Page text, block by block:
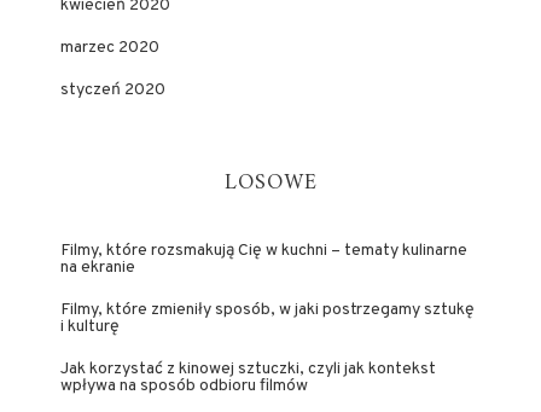
kwiecień 2020
marzec 2020
styczeń 2020
LOSOWE
Filmy, które rozsmakują Cię w kuchni – tematy kulinarne
na ekranie
Filmy, które zmieniły sposób, w jaki postrzegamy sztukę
i kulturę
Jak korzystać z kinowej sztuczki, czyli jak kontekst
wpływa na sposób odbioru filmów